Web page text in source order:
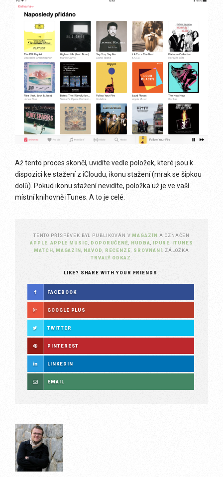
Až tento proces skončí, uvidíte vedle položek, které jsou k
dispozici ke stažení z iCloudu, ikonu stažení (mrak se šipkou
dolů). Pokud ikonu stažení nevidíte, položka už je ve vaší
místní knihovně iTunes. A to je celé.
TENTO PŘÍSPĚVEK BYL PUBLIKOVÁN V MAGAZÍN A OZNAČEN
APPLE, APPLE MUSIC, DOPORUČENÉ, HUDBA, IPURE, ITUNES
MATCH, MAGAZÍN, NÁVOD, RECENZE, SROVNÁNÍ. ZÁLOŽKA
TRVALÝ ODKAZ .
LIKE? SHARE WITH YOUR FRIENDS.
FACEBOOK
GOOGLE PLUS
TWITTER
PINTEREST
LINKEDIN
EMAIL